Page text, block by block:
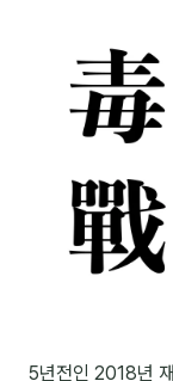
이상미
이미루
이옥겸
이인우
정일영
5년전인 2018년